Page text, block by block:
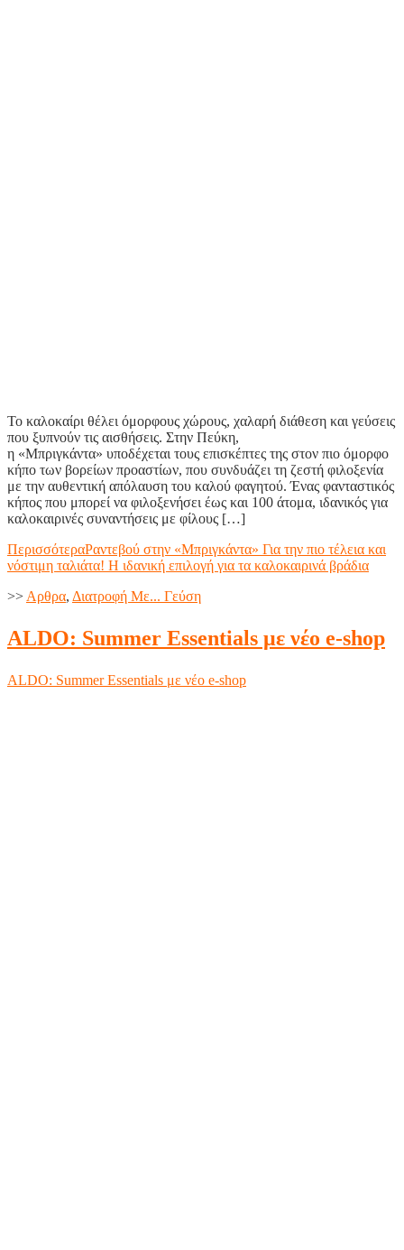
Το καλοκαίρι θέλει όμορφους χώρους, χαλαρή διάθεση και γεύσεις
που ξυπνούν τις αισθήσεις. Στην Πεύκη,
η «Μπριγκάντα» υποδέχεται τους επισκέπτες της στον πιο όμορφο
κήπο των βορείων προαστίων, που συνδυάζει τη ζεστή φιλοξενία
με την αυθεντική απόλαυση του καλού φαγητού. Ένας φανταστικός
κήπος που μπορεί να φιλοξενήσει έως και 100 άτομα, ιδανικός για
καλοκαιρινές συναντήσεις με φίλους […]
ΠερισσότεραΡαντεβού στην «Μπριγκάντα» Για την πιο τέλεια και
νόστιμη ταλιάτα! Η ιδανική επιλογή για τα καλοκαιρινά βράδια
>>Aρθρα, Διατροφή Με... Γεύση
ALDO: Summer Essentials με νέο e-shop
ALDO: Summer Essentials με νέο e-shop